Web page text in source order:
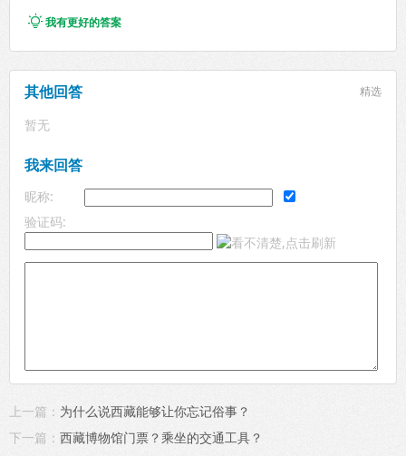
我有更好的答案
其他回答 精选
暂无
我来回答
昵称:
验证码:
上一篇： 为什么说西藏能够让你忘记俗事？
下一篇： 西藏博物馆门票？乘坐的交通工具？